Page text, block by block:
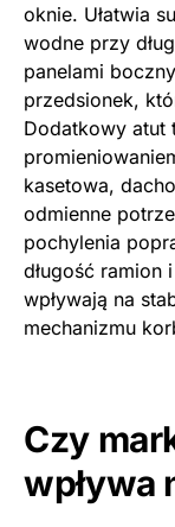
oknie. Ułatwia
wodne przy
panelami
przedsionek,
Dodatkowy atut
kasetowa,
odmienne
pochylenia
długość ramion
wpływają na
mechanizmu
Czy
wpływa